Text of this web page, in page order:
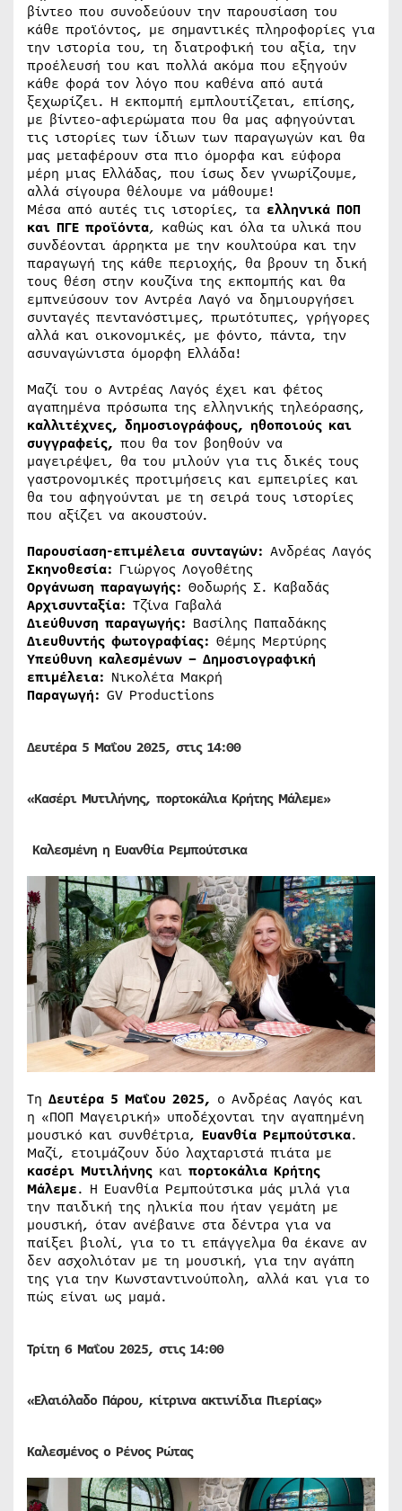
βίντεο που συνοδεύουν την παρουσίαση του
κάθε προϊόντος, με σημαντικές πληροφορίες για
την ιστορία του, τη διατροφική του αξία, την
προέλευσή του και πολλά ακόμα που εξηγούν
κάθε φορά τον λόγο που καθένα από αυτά
ξεχωρίζει. Η εκπομπή εμπλουτίζεται, επίσης,
με βίντεο-αφιερώματα που θα μας αφηγούνται
τις ιστορίες των ίδιων των παραγωγών και θα
μας μεταφέρουν στα πιο όμορφα και εύφορα
μέρη μιας Ελλάδας, που ίσως δεν γνωρίζουμε,
αλλά σίγουρα θέλουμε να μάθουμε!
Μέσα από αυτές τις ιστορίες, τα ελληνικά ΠΟΠ
και ΠΓΕ προϊόντα, καθώς και όλα τα υλικά που
συνδέονται άρρηκτα με την κουλτούρα και την
παραγωγή της κάθε περιοχής, θα βρουν τη δική
τους θέση στην κουζίνα της εκπομπής και θα
εμπνεύσουν τον Αντρέα Λαγό να δημιουργήσει
συνταγές πεντανόστιμες, πρωτότυπες, γρήγορες
αλλά και οικονομικές, με φόντο, πάντα, την
ασυναγώνιστα όμορφη Ελλάδα!
Μαζί του ο Αντρέας Λαγός έχει και φέτος
αγαπημένα πρόσωπα της ελληνικής τηλεόρασης,
καλλιτέχνες, δημοσιογράφους, ηθοποιούς και
συγγραφείς, που θα τον βοηθούν να
μαγειρέψει, θα του μιλούν για τις δικές τους
γαστρονομικές προτιμήσεις και εμπειρίες και
θα του αφηγούνται με τη σειρά τους ιστορίες
που αξίζει να ακουστούν.
Παρουσίαση-επιμέλεια συνταγών: Ανδρέας Λαγός
Σκηνοθεσία: Γιώργος Λογοθέτης
Οργάνωση παραγωγής: Θοδωρής Σ. Καβαδάς
Αρχισυνταξία: Tζίνα Γαβαλά
Διεύθυνση παραγωγής: Βασίλης Παπαδάκης
Διευθυντής φωτογραφίας: Θέμης Μερτύρης
Υπεύθυνη καλεσμένων – Δημοσιογραφική
επιμέλεια: Νικολέτα Μακρή
Παραγωγή: GV Productions
Δευτέρα 5 Μαΐου 2025, στις 14:00
«Κασέρι Μυτιλήνης, πορτοκάλια Κρήτης Μάλεμε»
Καλεσμένη η Ευανθία Ρεμπούτσικα
Τη Δευτέρα 5 Μαΐου 2025, ο Ανδρέας Λαγός και
η «ΠΟΠ Μαγειρική» υποδέχονται την αγαπημένη
μουσικό και συνθέτρια, Ευανθία Ρεμπούτσικα.
Μαζί, ετοιμάζουν δύο λαχταριστά πιάτα με
κασέρι Μυτιλήνης και πορτοκάλια Κρήτης
Μάλεμε. Η Ευανθία Ρεμπούτσικα μάς μιλά για
την παιδική της ηλικία που ήταν γεμάτη με
μουσική, όταν ανέβαινε στα δέντρα για να
παίξει βιολί, για το τι επάγγελμα θα έκανε αν
δεν ασχολιόταν με τη μουσική, για την αγάπη
της για την Κωνσταντινούπολη, αλλά και για το
πώς είναι ως μαμά.
Τρίτη 6 Μαΐου 2025, στις 14:00
«Ελαιόλαδο Πάρου, κίτρινα ακτινίδια Πιερίας»
Καλεσμένος ο Ρένος Ρώτας